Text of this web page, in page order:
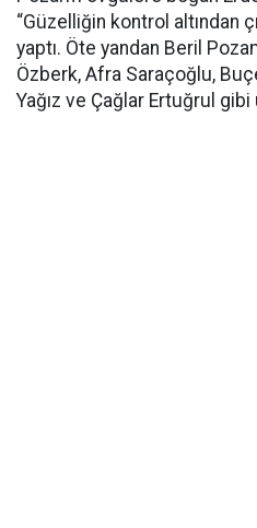
“Güzelliğin kontrol altından
yaptı. Öte yandan Beril
Özberk, Afra Saraçoğlu,
Yağız ve Çağlar Ertuğrul